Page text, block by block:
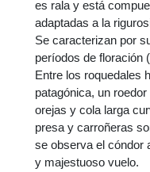
es rala y está
adaptadas a la
Se caracterizan por
períodos de floración
Entre los roquedales
patagónica, un
orejas y cola larga
presa y carroñeras
se observa el cóndor
y majestuoso vuelo.